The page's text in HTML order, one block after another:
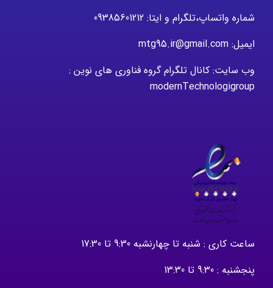
شماره واتساپ،تلگرام و ایتا: 09385601212
ایمیل: mtg95.ir@gmail.com
وب سایت: کانال تلگرام گروه فناوری های نوین :
modernTechnologigroup
ساعت کاری : شنبه تا چهارنشبه 9:30 تا 17:30
پنجشنبه : 9:30 تا 13:30